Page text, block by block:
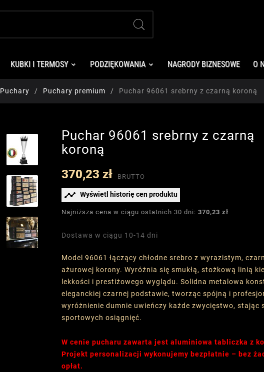
KUBKI I TERMOSY PODZIĘKOWANIA NAGRODY BIZNESOWE O
Puchary Puchary premium Puchar 96061 srebrny z czarną koroną
Puchar 96061 srebrny z czarną
koroną
370,23 zł BRUTTO
 Wyświetl historię cen produktu
Najniższa cena w ciągu ostatnich 30 dni: 370,23 zł
Dostawa w ciągu 10-14 dni
Model 96061 łączący chłodne srebro z wyrazistym,
ażurowej korony. Wyróżnia się smukłą, stożkową linią
lekkości i prestiżowego wyglądu. Solidna metalowa
eleganckiej czarnej podstawie, tworząc spójną i
wyróżnienie dumnie uwieńczy każde zwycięstwo, stając
sportowych osiągnięć.
W cenie pucharu zawarta jest aluminiowa tabliczka z
Projekt personalizacji wykonujemy bezpłatnie – bez
opłat.